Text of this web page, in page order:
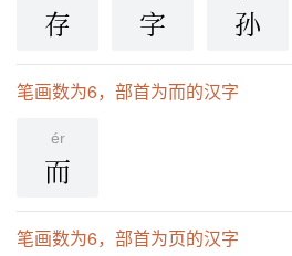
存 字 孙
笔画数为6，部首为而的汉字
ér
而
笔画数为6，部首为页的汉字